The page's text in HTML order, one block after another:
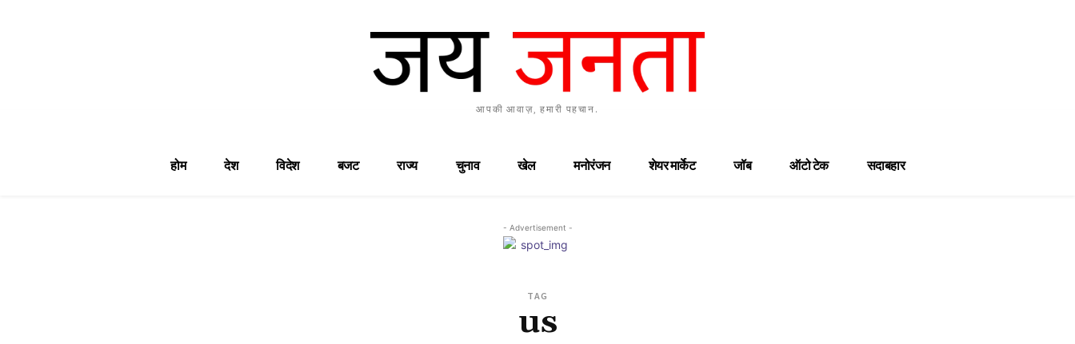
आपकी आवाज़, हमारी पहचान.
होम देश विदेश बजट राज्य चुनाव खेल मनोरंजन शेयर मार्केट जॉब ऑटो टेक सदाबहार
- Advertisement -
TAG
us